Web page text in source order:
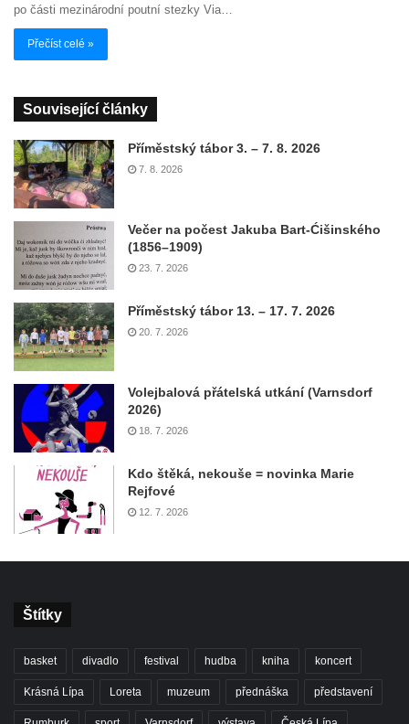
po části mezinárodní poutní stezky Via…
Přečíst celé »
Související články
Příměstský tábor 3. – 7. 8. 2026
7. 8. 2026
Večer na počest Jakuba Bart-Ćišinského
(1856–1909)
23. 7. 2026
Příměstský tábor 13. – 17. 7. 2026
20. 7. 2026
Volejbalová přátelská utkání (Varnsdorf
2026)
18. 7. 2026
Kdo štěká, nekouše = novinka Marie
Rejfové
12. 7. 2026
Štítky
basket divadlo festival hudba kniha koncert
Krásná Lípa Loreta muzeum přednáška představení